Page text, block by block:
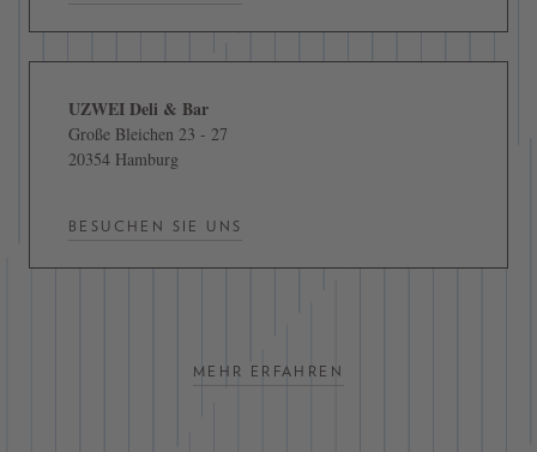
UZWEI Deli & Bar
Große Bleichen 23 - 27
20354 Hamburg
BESUCHEN SIE UNS
MEHR ERFAHREN